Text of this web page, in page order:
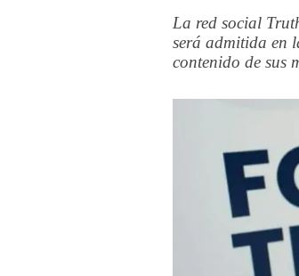
La red social
será admitida en
contenido de sus